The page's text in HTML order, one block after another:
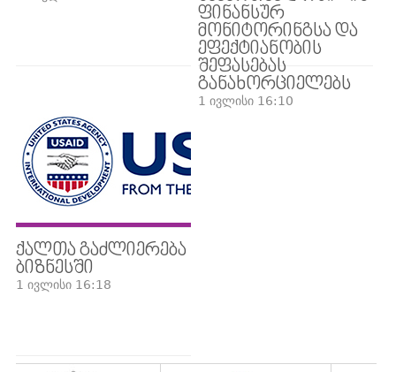
ᲤᲘᲜᲐᲜᲡᲣᲠ
ᲛᲝᲜᲘᲢᲝᲠᲘᲜᲒᲡᲐ ᲓᲐ
ᲔᲤᲔᲥᲢᲘᲐᲜᲝᲑᲘᲡ
ᲨᲔᲤᲐᲡᲔᲑᲐᲡ
ᲒᲐᲜᲐᲮᲝᲠᲪᲘᲔᲚᲔᲑᲡ
1 ივლისი 16:10
ᲥᲐᲚᲗᲐ ᲒᲐᲫᲚᲘᲔᲠᲔᲑᲐ
ᲑᲘᲖᲜᲔᲡᲨᲘ
1 ივლისი 16:18